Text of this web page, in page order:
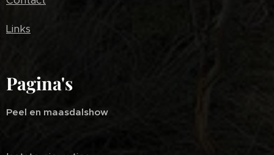
Links
Pagina's
Peel en maasdalshow